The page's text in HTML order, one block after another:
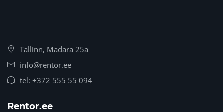
Tallinn, Madara 25a
info@rentor.ee
tel: +372 555 55 094
Rentor.ee